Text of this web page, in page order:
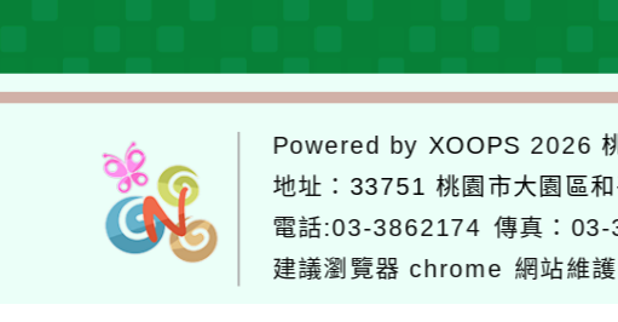
單
Powered by XOOPS 2026
地址： 33751 桃園市大園區
電話:03-3862174 傳真：
建議瀏覽器 chrome 網站維